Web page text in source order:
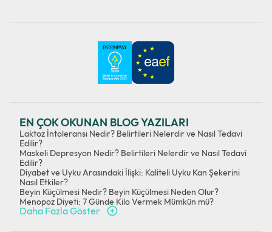
EN ÇOK OKUNAN BLOG YAZILARI
Laktoz İntoleransı Nedir? Belirtileri Nelerdir ve Nasıl Tedavi
Edilir?
Maskeli Depresyon Nedir? Belirtileri Nelerdir ve Nasıl Tedavi
Edilir?
Diyabet ve Uyku Arasındaki İlişki: Kaliteli Uyku Kan Şekerini
Nasıl Etkiler?
Beyin Küçülmesi Nedir? Beyin Küçülmesi Neden Olur?
Menopoz Diyeti: 7 Günde Kilo Vermek Mümkün mü?
Daha Fazla Göster